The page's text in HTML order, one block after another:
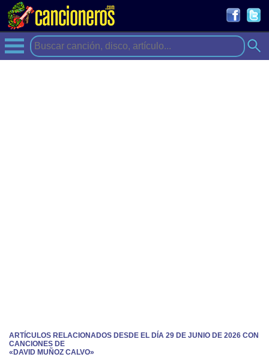
ARTÍCULOS RELACIONADOS DESDE EL DÍA 29 DE JUNIO DE 2026 CON
CANCIONES DE
«DAVID MUÑOZ CALVO»